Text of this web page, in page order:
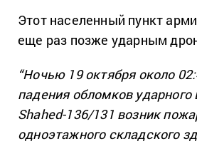
Этот населенный пункт
еще раз позже ударным
“Ночью 19 октября около
падения обломков
Shahed-136/131 возник
одноэтажного складского